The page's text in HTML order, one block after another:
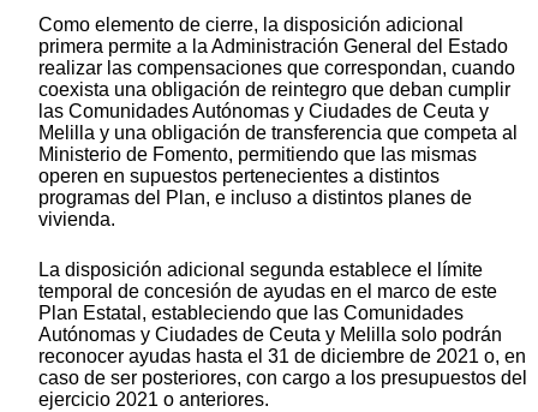
Como elemento de cierre, la disposición adicional
primera permite a la Administración General del Estado
realizar las compensaciones que correspondan, cuando
coexista una obligación de reintegro que deban cumplir
las Comunidades Autónomas y Ciudades de Ceuta y
Melilla y una obligación de transferencia que competa al
Ministerio de Fomento, permitiendo que las mismas
operen en supuestos pertenecientes a distintos
programas del Plan, e incluso a distintos planes de
vivienda.
La disposición adicional segunda establece el límite
temporal de concesión de ayudas en el marco de este
Plan Estatal, estableciendo que las Comunidades
Autónomas y Ciudades de Ceuta y Melilla solo podrán
reconocer ayudas hasta el 31 de diciembre de 2021 o, en
caso de ser posteriores, con cargo a los presupuestos del
ejercicio 2021 o anteriores.